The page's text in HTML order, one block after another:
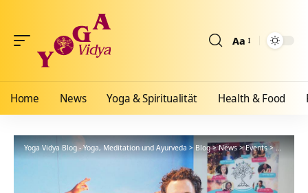
Aa
Home News Yoga & Spiritualität Health & Food
Yoga Vidya Blog - Yoga, Meditation und Ayurveda>Blog>News>Events>